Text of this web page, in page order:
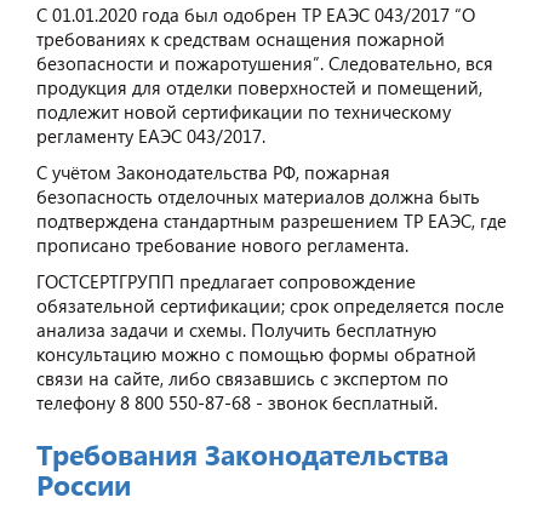
С 01.01.2020 года был одобрен ТР ЕАЭС 043/2017 “О
требованиях к средствам оснащения пожарной
безопасности и пожаротушения”. Следовательно, вся
продукция для отделки поверхностей и помещений,
подлежит новой сертификации по техническому
регламенту ЕАЭС 043/2017.
С учётом Законодательства РФ, пожарная
безопасность отделочных материалов должна быть
подтверждена стандартным разрешением ТР ЕАЭС, где
прописано требование нового регламента.
ГОСТСЕРТГРУПП предлагает сопровождение
обязательной сертификации; срок определяется после
анализа задачи и схемы. Получить бесплатную
консультацию можно с помощью формы обратной
связи на сайте, либо связавшись с экспертом по
телефону 8 800 550-87-68 - звонок бесплатный.
Требования Законодательства
России